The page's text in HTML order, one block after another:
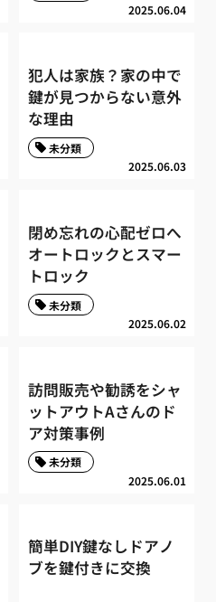
2025.06.04
犯人は家族？家の中で
鍵が見つからない意外
な理由
2025.06.03
未分類
閉め忘れの心配ゼロへ
オートロックとスマー
トロック
2025.06.02
未分類
訪問販売や勧誘をシャ
ットアウトAさんのド
ア対策事例
2025.06.01
未分類
簡単DIY鍵なしドアノ
ブを鍵付きに交換